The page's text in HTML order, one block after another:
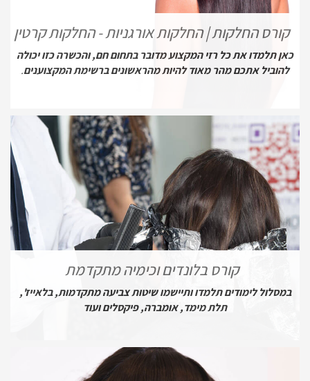
קורס החלקות | החלקות אורגניות - החלקות קרטין
כאן תלמדו את כל רזי המקצוע מדובר בתחום חם, והכשרה כזו יכולה
להוביל אתכם מהר מאוד להיות מהראשונים ברשימת המקצוענים.
קורס בלונדים וכימיה מתקדמת
במסלול לימודים תלמדו ותיישמו שיטות צביעה מתקדמות, בלאייז',
תלת מימד, אומברה, פיקסלים ועוד